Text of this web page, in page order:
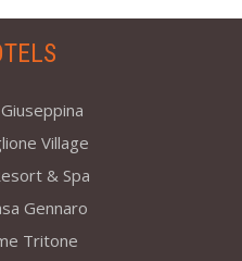
Village
& Spa
Gennaro
Tritone